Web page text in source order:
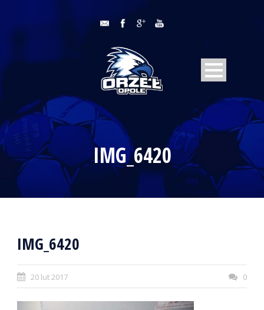
IMG_6420
IMG_6420
20 lut 2017 0